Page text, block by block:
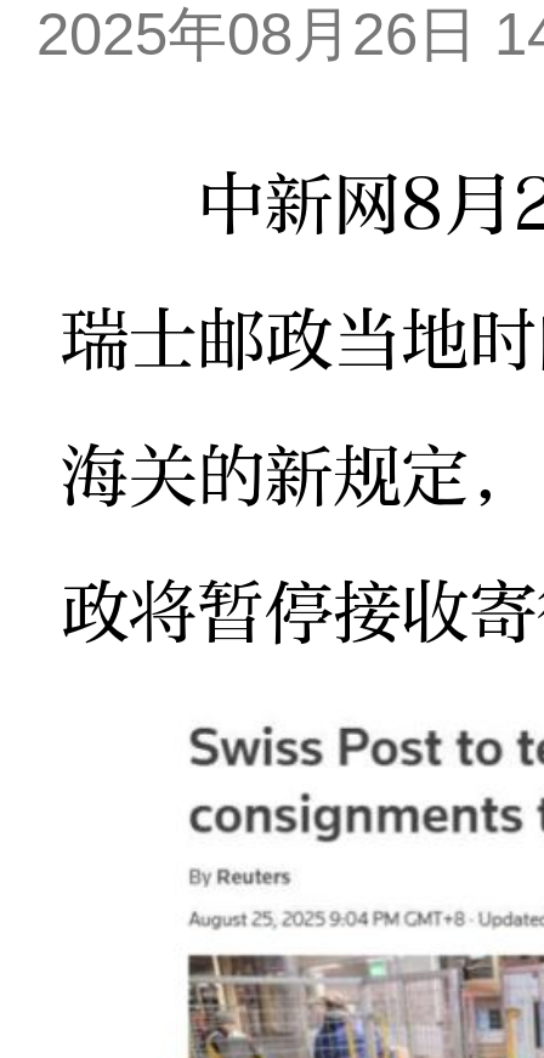
2025年08月26日
中新网8月
瑞士邮政当地
海关的新规定
政将暂停接收